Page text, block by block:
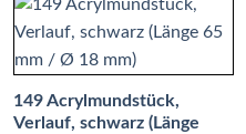
149 Acrylmundstück,
Verlauf, schwarz (Länge